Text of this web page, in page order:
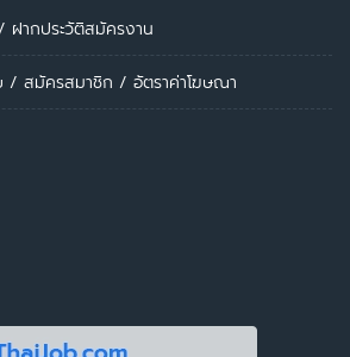
ฝากประวัติสมัครงาน
/ สมัครสมาชิก / อัตราค่าโฆษณา